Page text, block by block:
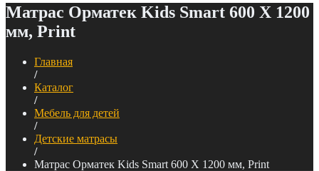
Матрас Орматек Kids Smart 600 Х 1200
мм, Print
Главная
/
Каталог
/
Мебель для детей
/
Детские матрасы
/
Матрас Орматек Kids Smart 600 Х 1200 мм, Print